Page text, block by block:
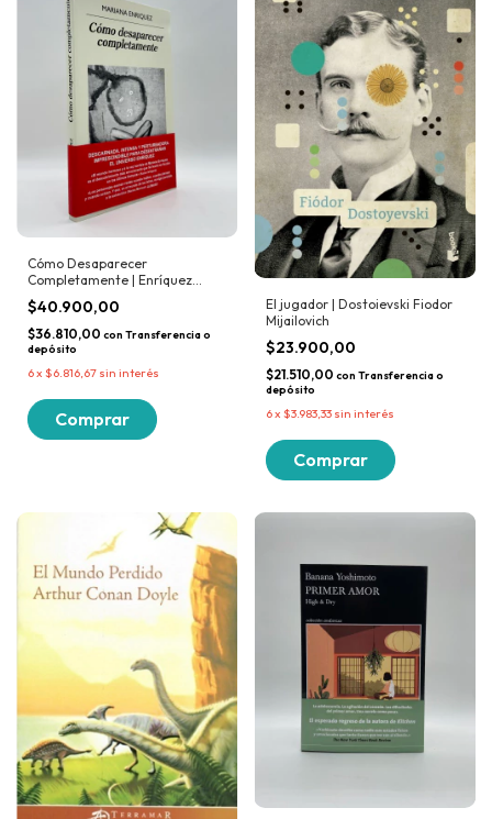
Cómo Desaparecer
Completamente | Enríquez
Maríana Narrativas Hispanicas
$40.900,00
$36.810,00 con Transferencia o
depósito
6x $6.816,67 sin interés
El jugador | Dostoievski Fiodor
Mijailovich
$23.900,00
$21.510,00 con Transferencia o
depósito
6x $3.983,33 sin interés